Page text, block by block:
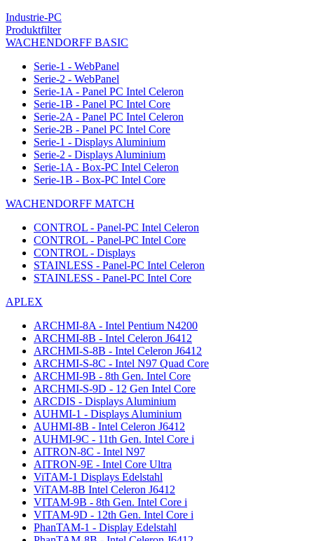
Industrie-PC
Produktfilter
WACHENDORFF BASIC
Serie-1 - WebPanel
Serie-2 - WebPanel
Serie-1A - Panel PC Intel Celeron
Serie-1B - Panel PC Intel Core
Serie-2A - Panel PC Intel Celeron
Serie-2B - Panel PC Intel Core
Serie-1 - Displays Aluminium
Serie-2 - Displays Aluminium
Serie-1A - Box-PC Intel Celeron
Serie-1B - Box-PC Intel Core
WACHENDORFF MATCH
CONTROL - Panel-PC Intel Celeron
CONTROL - Panel-PC Intel Core
CONTROL - Displays
STAINLESS - Panel-PC Intel Celeron
STAINLESS - Panel-PC Intel Core
APLEX
ARCHMI-8A - Intel Pentium N4200
ARCHMI-8B - Intel Celeron J6412
ARCHMI-S-8B - Intel Celeron J6412
ARCHMI-S-8C - Intel N97 Quad Core
ARCHMI-9B - 8th Gen. Intel Core
ARCHMI-S-9D - 12 Gen Intel Core
ARCDIS - Displays Aluminium
AUHMI-1 - Displays Aluminium
AUHMI-8B - Intel Celeron J6412
AUHMI-9C - 11th Gen. Intel Core i
AITRON-8C - Intel N97
AITRON-9E - Intel Core Ultra
ViTAM-1 Displays Edelstahl
ViTAM-8B Intel Celeron J6412
VITAM-9B - 8th Gen. Intel Core i
VITAM-9D - 12th Gen. Intel Core i
PhanTAM-1 - Display Edelstahl